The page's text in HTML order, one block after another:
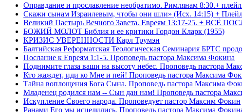
Оправдание и прославление необратимо. Римлянам 8:30.+
Скажи сынам Израилевым, чтобы они шли» (Исх. 14:15) +
Великий Пастырь Вечного Завета. Евреям 13:17-25. + ВСЁ
БОЖИЙ МОЛОТ Библия и ее критики Гордон Кларк (1955)
КРИЗИС УВЕРЕННОСТИ Карл Трумэн
Балтийская Реформатская Теологическая Семинария
Послание к Евреям 1:1-5. Проповедь пастора Максима Фокина
Поднимите глаза ваши на высоту небес. Проповедь пастора
Кто жаждет, иди ко Мне и пей! Проповедь пастора Максима
Тайна воплощения Бога Сына. Проповедь пастора Максима
Младенец родился нам -- Сын дан нам! Проповедь пастора
Искупление Своего народа. Проповедует пастор Максим Фокин
Ранами Его мы исцелились. Проповедь пастора Максима